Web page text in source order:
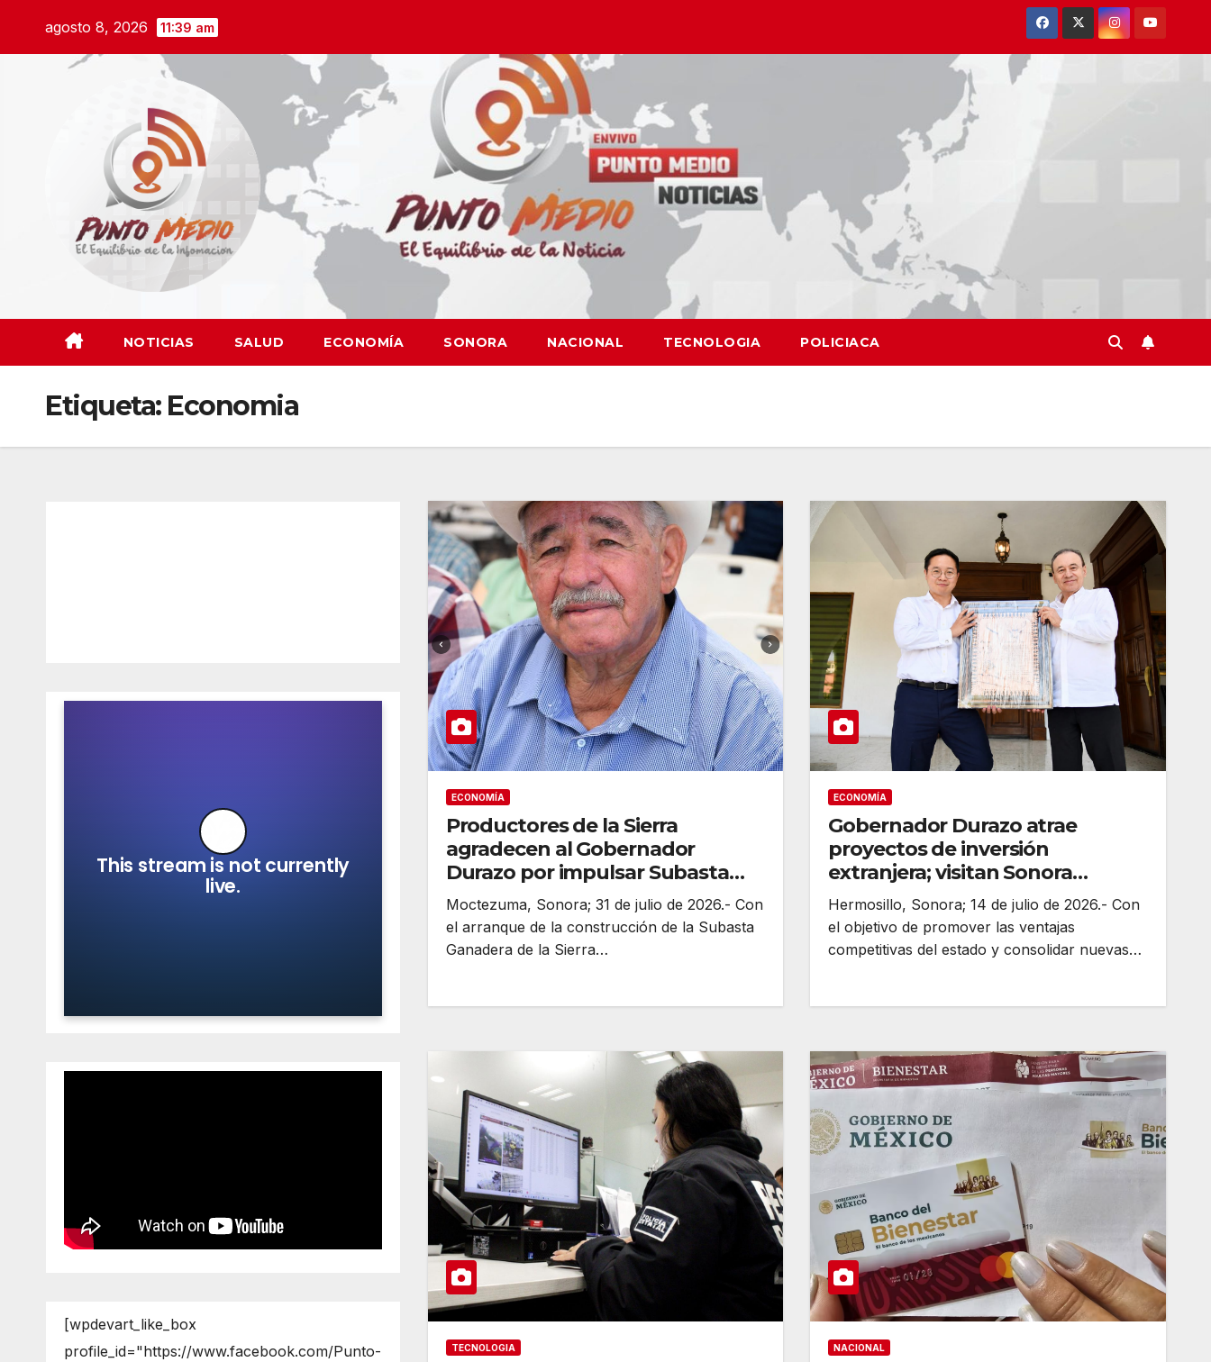
agosto 8, 2026 11:39 am
NOTICIAS SALUD ECONOMÍA SONORA NACIONAL TECNOLOGIA POLICIACA
Etiqueta: Economia
[wpdevart_like_box
profile_id="https://www.facebook.com/Punto-
ECONOMÍA
Productores de la Sierra
agradecen al Gobernador
Durazo por impulsar Subasta
Ganadera de Moctezuma
Moctezuma, Sonora; 31 de julio de 2026.- Con
el arranque de la construcción de la Subasta
Ganadera de la Sierra…
ECONOMÍA
Gobernador Durazo atrae
proyectos de inversión
extranjera; visitan Sonora
empresarios de Singapur
Hermosillo, Sonora; 14 de julio de 2026.- Con
el objetivo de promover las ventajas
competitivas del estado y consolidar nuevas…
TECNOLOGIA NACIONAL